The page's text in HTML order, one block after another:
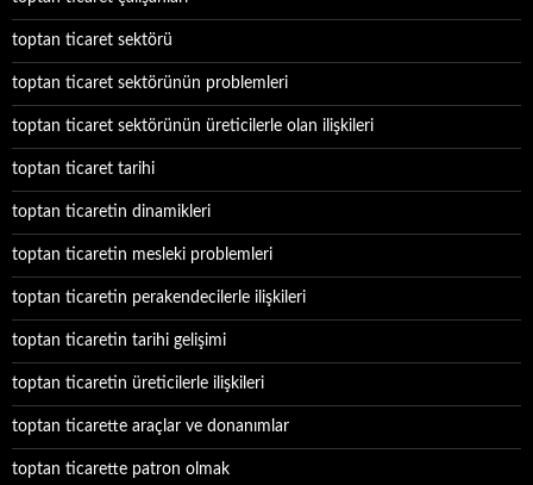
toptan ticaret sektörü
toptan ticaret sektörünün problemleri
toptan ticaret sektörünün üreticilerle olan ilişkileri
toptan ticaret tarihi
toptan ticaretin dinamikleri
toptan ticaretin mesleki problemleri
toptan ticaretin perakendecilerle ilişkileri
toptan ticaretin tarihi gelişimi
toptan ticaretin üreticilerle ilişkileri
toptan ticarette araçlar ve donanımlar
toptan ticarette patron olmak